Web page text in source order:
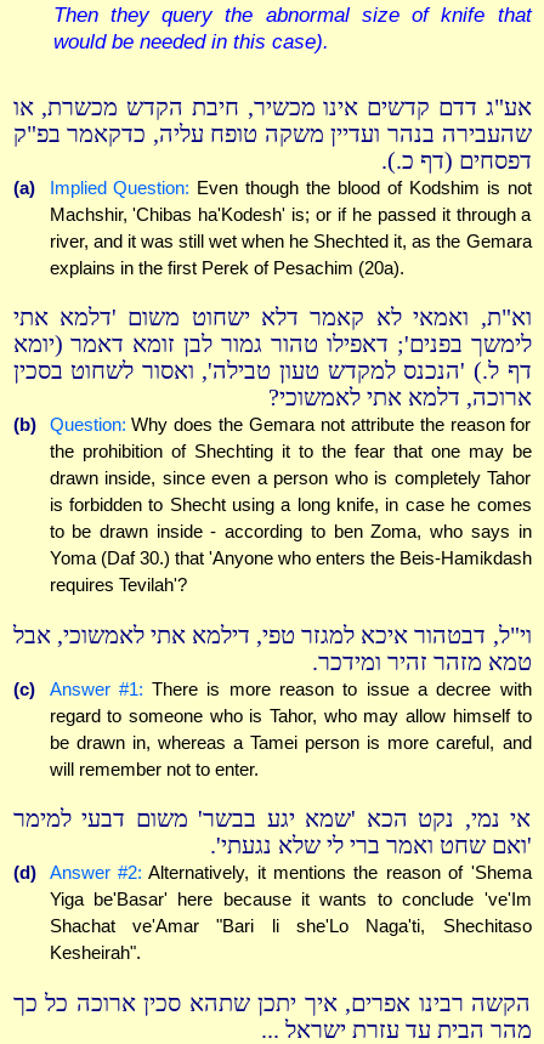
Then they query the abnormal size of knife that
would be needed in this case).
אע"ג דדם קדשים אינו מכשיר, חיבת הקדש מכשרת, או
שהעבירה בנהר ועדיין משקה טופח עליה, כדקאמר בפ"ק
דפסחים (דף כ.).
(a) Implied Question: Even though the blood of Kodshim is not
Machshir, 'Chibas ha'Kodesh' is; or if he passed it through a
river, and it was still wet when he Shechted it, as the Gemara
explains in the first Perek of Pesachim (20a).
וא"ת, ואמאי לא קאמר דלא ישחוט משום 'דלמא אתי
לימשך בפנים'; דאפילו טהור גמור לבן זומא דאמר (יומא
דף ל.) 'הנכנס למקדש טעון טבילה', ואסור לשחוט בסכין
ארוכה, דלמא אתי לאמשוכי?
(b) Question: Why does the Gemara not attribute the reason for
the prohibition of Shechting it to the fear that one may be
drawn inside, since even a person who is completely Tahor
is forbidden to Shecht using a long knife, in case he comes
to be drawn inside - according to ben Zoma, who says in
Yoma (Daf 30.) that 'Anyone who enters the Beis-Hamikdash
requires Tevilah'?
וי"ל, דבטהור איכא למגזר טפי, דילמא אתי לאמשוכי, אבל
טמא מזהר זהיר ומידכר.
(c) Answer #1: There is more reason to issue a decree with
regard to someone who is Tahor, who may allow himself to
be drawn in, whereas a Tamei person is more careful, and
will remember not to enter.
אי נמי, נקט הכא 'שמא יגע בבשר' משום דבעי למימר
'ואם שחט ואמר ברי לי שלא נגעתי'.
(d) Answer #2: Alternatively, it mentions the reason of 'Shema
Yiga be'Basar' here because it wants to conclude 've'Im
Shachat ve'Amar "Bari li she'Lo Naga'ti, Shechitaso
Kesheirah".
הקשה רבינו אפרים, איך יתכן שתהא סכין ארוכה כל כך
מהר הבית עד עזרת ישראל ...